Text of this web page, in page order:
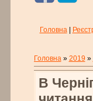
Головна|
Головна» 2019 »
В